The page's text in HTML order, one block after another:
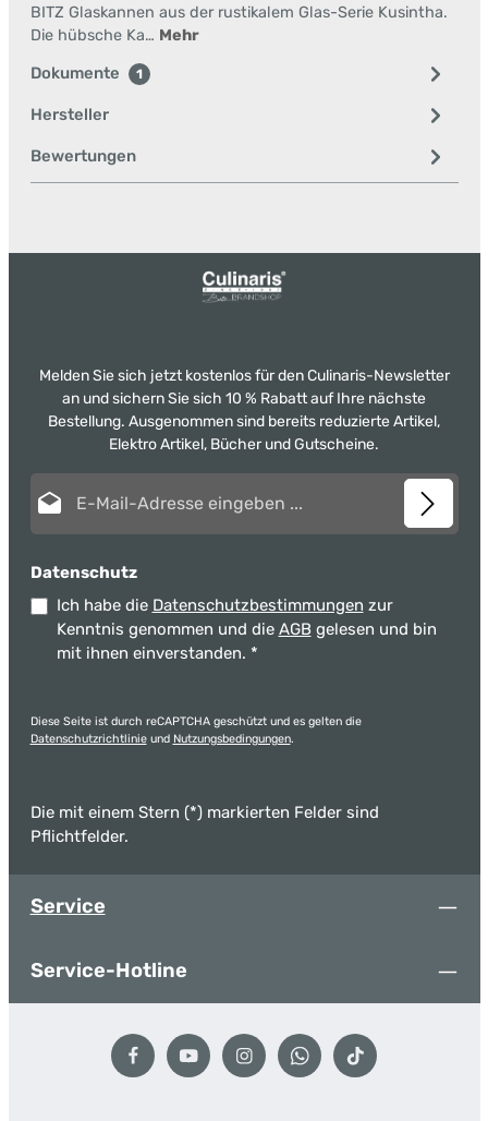
BITZ Glaskannen aus der rustikalem Glas-Serie Kusintha.
Die hübsche Ka… Mehr
Dokumente 1
Hersteller
Bewertungen
Melden Sie sich jetzt kostenlos für den Culinaris-Newsletter
an und sichern Sie sich 10 % Rabatt auf Ihre nächste
Bestellung. Ausgenommen sind bereits reduzierte Artikel,
Elektro Artikel, Bücher und Gutscheine.
Datenschutz
Ich habe die Datenschutzbestimmungen zur
Kenntnis genommen und die AGB gelesen und bin
mit ihnen einverstanden. *
Diese Seite ist durch reCAPTCHA geschützt und es gelten die
Datenschutzrichtlinieund Nutzungsbedingungen.
Die mit einem Stern (*) markierten Felder sind
Pflichtfelder.
Service
Service-Hotline